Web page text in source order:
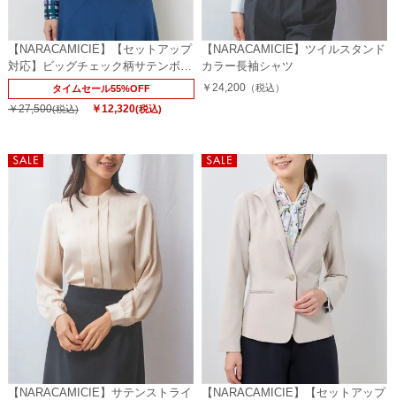
【NARACAMICIE】【セットアップ
対応】ビッグチェック柄サテンボウ
タイ長袖ブラウスタイムセール55%OFF
￥27,500(税込) ￥12,320(税込)
【NARACAMICIE】ツイルスタンド
カラー長袖シャツ
￥24,200 （税込）
【NARACAMICIE】サテンストライ
【NARACAMICIE】【セットアップ